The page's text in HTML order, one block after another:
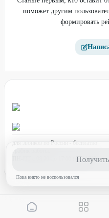
Пока никто не воспользовался
поможет другим
формировать
для звонков по России - бесплатно
ПН-ПТ с 08:00 до 17:00 (по МСК)